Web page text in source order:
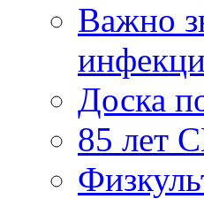
Важно
Доска
85 лет